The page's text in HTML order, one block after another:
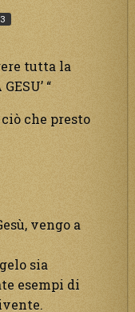
tutta la
“
che presto
vengo a
sia
esempi di